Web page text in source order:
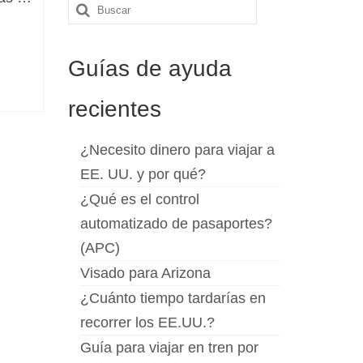
Buscar
Guías de ayuda
recientes
¿Necesito dinero para viajar a
EE. UU. y por qué?
¿Qué es el control
automatizado de pasaportes?
(APC)
Visado para Arizona
¿Cuánto tiempo tardarías en
recorrer los EE.UU.?
Guía para viajar en tren por